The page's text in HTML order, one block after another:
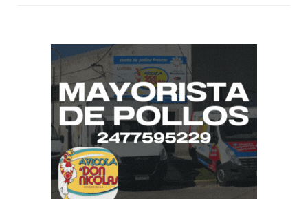
CÓMO
FUNCIONA:
CREAR
TIENDAS
ONLINE
PEDIDOS
WHATSAPP